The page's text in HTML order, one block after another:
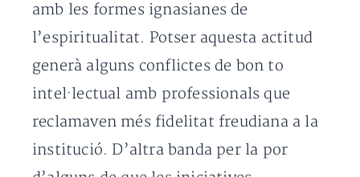
amb les formes ignasianes de
l’espiritualitat. Potser aquesta actitud
generà alguns conflictes de bon to
intel·lectual amb professionals que
reclamaven més fidelitat freudiana a la
institució. D’altra banda per la por